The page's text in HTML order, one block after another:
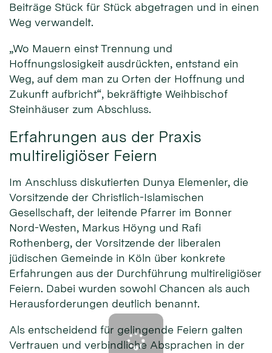
Beiträge Stück für Stück abgetragen und in einen
Weg verwandelt.
„Wo Mauern einst Trennung und
Hoffnungslosigkeit ausdrückten, entstand ein
Weg, auf dem man zu Orten der Hoffnung und
Zukunft aufbricht“, bekräftigte Weihbischof
Steinhäuser zum Abschluss.
Erfahrungen aus der Praxis
multireligiöser Feiern
Im Anschluss diskutierten Dunya Elemenler, die
Vorsitzende der Christlich-Islamischen
Gesellschaft, der leitende Pfarrer im Bonner
Nord-Westen, Markus Höyng und Rafi
Rothenberg, der Vorsitzende der liberalen
jüdischen Gemeinde in Köln über konkrete
Erfahrungen aus der Durchführung multireligiöser
Feiern. Dabei wurden sowohl Chancen als auch
Herausforderungen deutlich benannt.
Als entscheidend für gelingende Feiern galten
Vertrauen und verbindliche Absprachen in der